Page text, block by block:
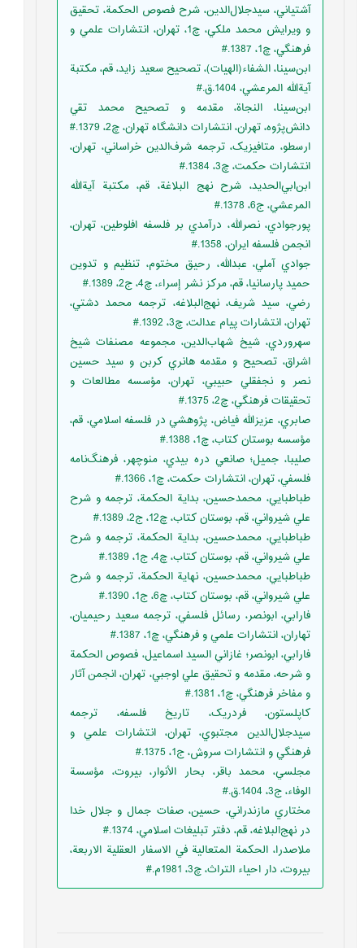
آشتياني، سيدجلال‌الدين، شرح فصوص الحکمة، تحقيق
و ويرايش محمد ملکي، چ1، تهران، انتشارات علمي و
فرهنگي، چ1، 1387.#
ابن‌سينا، الشفاء(الهيات)، تصحيح سعيد زايد، قم، مكتبة
آية‌الله المرعشي، 1404.ق.#
ابن‌سينا، النجاة، مقدمه و تصحيح محمد تقي
دانش‌پژوه، تهران، انتشارات دانشگاه تهران، چ2، 1379.#
ارسطو، متافيزيک، ترجمه شرف‌الدين خراساني، تهران،
انتشارات حكمت، چ3، 1384.‏#
ابن‌ابي‌الحديد، شرح نهج البلاغة، قم، مكتبة آيةالله
المرعشي، ج6، 1378.#
پورجوادي، نصرالله، درآمدي بر فلسفه افلوطين، تهران،
انجمن فلسفه ايران، 1358.#
جوادي آملي، عبدالله، رحيق مختوم، تنظيم و تدوين
حميد پارسانيا، قم، مرکز نشر إسراء، چ4، ج2، 1389.#
رضي، سيد شريف، نهج‌البلاغه، ترجمه محمد دشتي،
تهران، انتشارات پيام عدالت، چ3، 1392.#
سهروردي، شيخ شهاب‌الدين، مجموعه مصنفات شيخ
اشراق‏، تصحيح و مقدمه هانري كربن و سيد حسين
نصر و نجفقلي حبيبي‏، تهران‏، مؤسسه مطالعات و
تحقيقات فرهنگي، چ2، 1375.‏#
صابري، عزيزالله فياض، پژوهشي در فلسفه اسلامي، قم،
مؤسسه بوستان کتاب، چ1، 1388.#
صليبا، ‏جميل؛ صانعي دره بيدي، منوچهر، فرهنگ‌نامه
فلسفي، تهران‏، انتشارات حكمت‏، چ1، 1366.#
طباطبايي، محمدحسين، بداية الحکمة، ترجمه و شرح
علي شيرواني، قم، بوستان کتاب، چ12، ج2، 1389.#
طباطبايي، محمدحسين، بداية الحکمة، ترجمه و شرح
علي شيرواني، قم، بوستان کتاب، چ4، ج1، 1389.#
طباطبايي، محمدحسين، نهاية الحکمة، ترجمه و شرح
علي شيرواني، قم، بوستان کتاب، چ6، ج1، 1390.#
فارابي، ابونصر، رسائل فلسفي، ترجمه سعيد رحيميان،
تهاران، انتشارات علمي و فرهنگي، چ1، 1387.#
فارابي، ابونصر؛ غازاني السيد اسماعيل،‏ فصوص الحكمة
و شرحه، ‏مقدمه و تحقيق علي اوجبي‏، ‏تهران‏، انجمن آثار
و مفاخر فرهنگي، چ1، 1381.#
کاپلستون، فردريک، تاريخ فلسفه، ترجمه
سيدجلال‌الدين مجتبوي، تهران، انتشارات علمي و
فرهنگي و انتشارات سروش، ج1، 1375.#
‏مجلسي، محمد باقر، بحار الأنوار، بيروت‏، مؤسسة
الوفاء، ج3، 1404.ق.#
مختاري مازندراني، حسين، صفات جمال و جلال خدا
در نهج‌البلاغه، قم، دفتر تبليغات اسلامي، 1374.#
ملاصدرا، الحكمة المتعالية في الاسفار العقلية الاربعة،
بيروت‏، دار احياء التراث‏، چ3، 1981م.#